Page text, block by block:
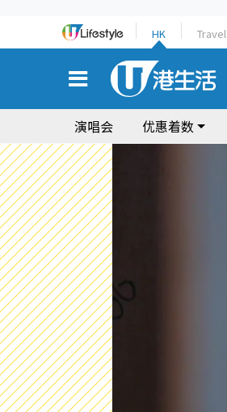
HK Travel
演唱会 优惠着数